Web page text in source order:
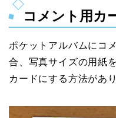
コメント用カ
ポケットアルバムにコ
合、写真サイズの用紙
カードにする方法があ